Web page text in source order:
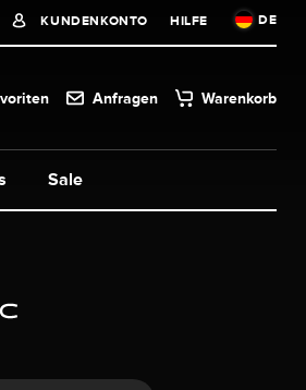
KUNDENKONTO HILFE DE
Anfragen Warenkorb
Sale